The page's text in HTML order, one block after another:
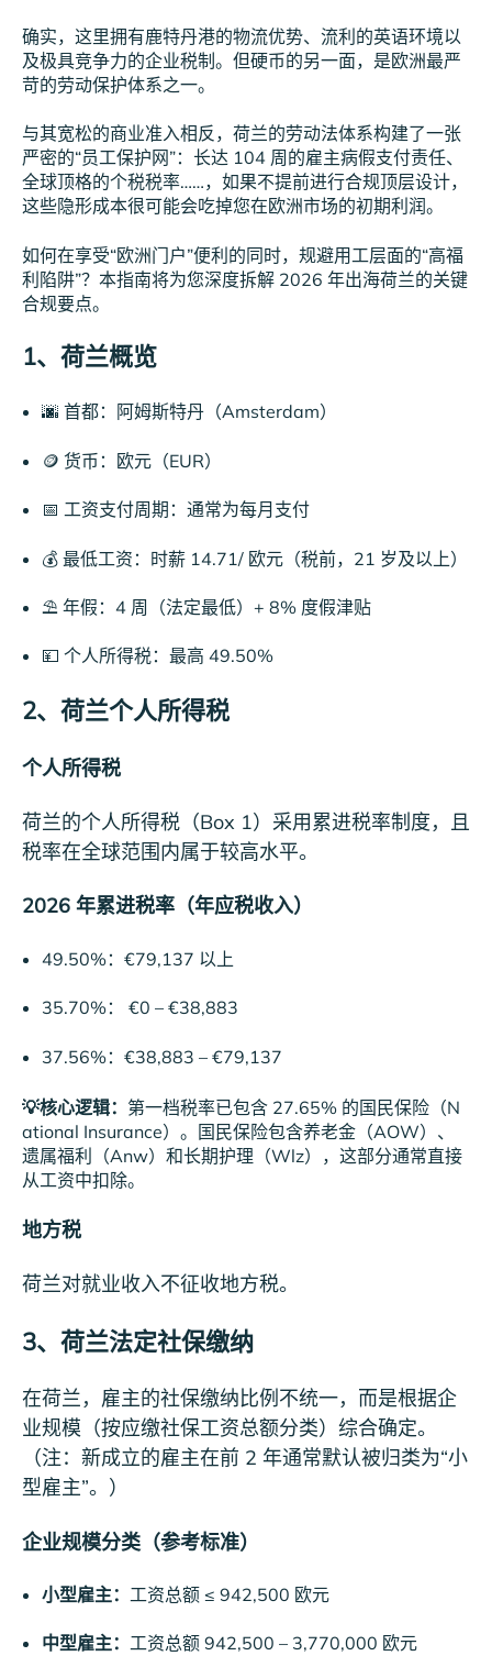
确实，这里拥有鹿特丹港的物流优势、流利的英语环境以
及极具竞争力的企业税制。但硬币的另一面，是欧洲最严
苛的劳动保护体系之一。
与其宽松的商业准入相反，荷兰的劳动法体系构建了一张
严密的“员工保护网”：长达 104 周的雇主病假支付责任、
全球顶格的个税税率……，如果不提前进行合规顶层设计，
这些隐形成本很可能会吃掉您在欧洲市场的初期利润。
如何在享受“欧洲门户”便利的同时，规避用工层面的“高福
利陷阱”？本指南将为您深度拆解 2026 年出海荷兰的关键
合规要点。
1、荷兰概览
🌆 首都：阿姆斯特丹（Amsterdam）
🪙 货币：欧元（EUR）
📅 工资支付周期：通常为每月支付
💰 最低工资：时薪 14.71/ 欧元（税前，21 岁及以上）
⛱️ 年假：4 周（法定最低）+ 8% 度假津贴
💴 个人所得税：最高 49.50%
2、荷兰个人所得税
个人所得税
荷兰的个人所得税（Box 1）采用累进税率制度，且
税率在全球范围内属于较高水平。
2026 年累进税率（年应税收入）
49.50%：€79,137 以上
35.70%： €0 – €38,883
37.56%：€38,883 – €79,137
💡核心逻辑： 第一档税率已包含 27.65% 的国民保险（N
ational Insurance）。国民保险包含养老金（AOW）、
遗属福利（Anw）和长期护理（Wlz），这部分通常直接
从工资中扣除。
地方税
荷兰对就业收入不征收地方税。
3、 荷兰法定社保缴纳
在荷兰，雇主的社保缴纳比例不统一，而是根据企
业规模（按应缴社保工资总额分类）综合确定。
（注：新成立的雇主在前 2 年通常默认被归类为“小
型雇主”。）
企业规模分类（参考标准）
小型雇主： 工资总额 ≤ 942,500 欧元
中型雇主： 工资总额 942,500 – 3,770,000 欧元